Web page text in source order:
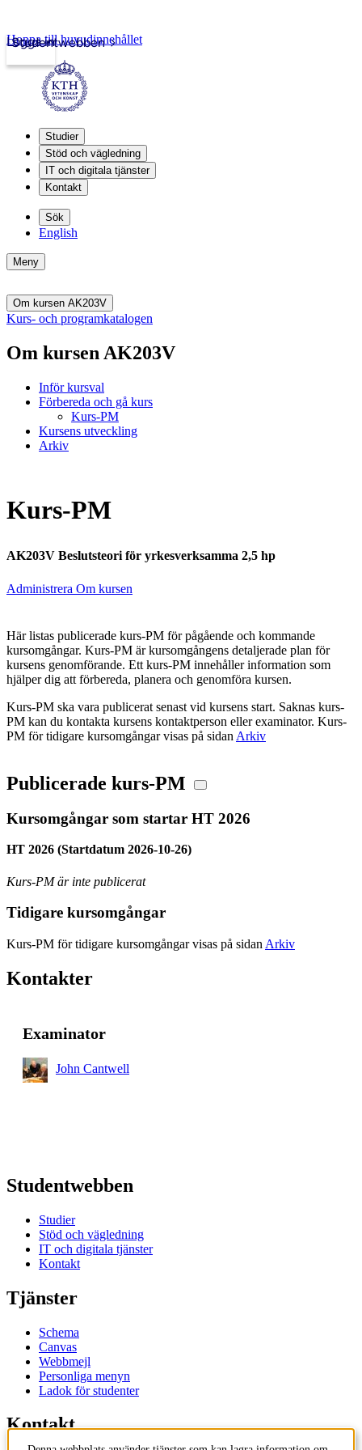
Studentwebben
Logga in
Hoppa till huvudinnehållet
Studier
Stöd och vägledning
IT och digitala tjänster
Kontakt
Sök
English
Meny
Om kursen AK203V
Kurs- och programkatalogen
Om kursen AK203V
Inför kursval
Förbereda och gå kurs
Kurs-PM
Kursens utveckling
Arkiv
Kurs-PM
AK203V Beslutsteori för yrkesverksamma 2,5 hp
Administrera Om kursen
Här listas publicerade kurs-PM för pågående och kommande
kursomgångar. Kurs-PM är kursomgångens detaljerade plan för
kursens genomförande. Ett kurs-PM innehåller information som
hjälper dig att förbereda, planera och genomföra kursen.
Kurs-PM ska vara publicerat senast vid kursens start. Saknas kurs-
PM kan du kontakta kursens kontaktperson eller examinator. Kurs-
PM för tidigare kursomgångar visas på sidan Arkiv
Publicerade kurs-PM
Kursomgångar som startar HT 2026
HT 2026 (Startdatum 2026-10-26)
Kurs-PM är inte publicerat
Tidigare kursomgångar
Kurs-PM för tidigare kursomgångar visas på sidan Arkiv
Kontakter
Examinator
John Cantwell
Studentwebben
Studier
Stöd och vägledning
IT och digitala tjänster
Kontakt
Tjänster
Schema
Canvas
Webbmejl
Personliga menyn
Ladok för studenter
Kontakt